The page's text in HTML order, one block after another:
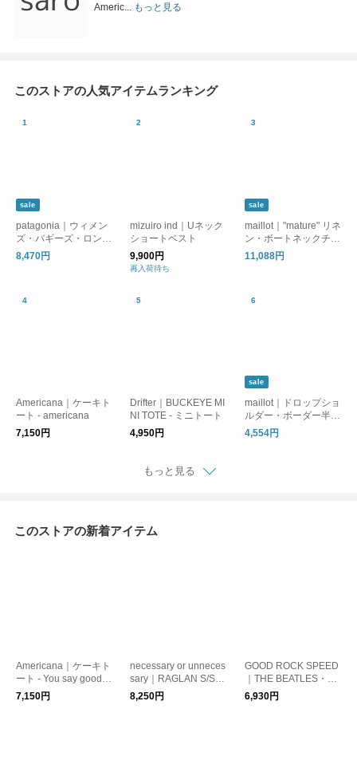
Americ...
もっと見る
このストアの人気アイテムランキング
sale
patagonia｜ウィメン
ズ・バギーズ・ロング
(ショーツ)
8,470円
mizuiro ind｜Uネック
ショートベスト
9,900円
再入荷待ち
sale
maillot｜"mature" リネ
ン・ボートネックチュ
ニック
11,088円
Americana｜ケーキト
ート - americana
7,150円
Drifter｜BUCKEYE MI
NI TOTE - ミニトート
4,950円
sale
maillot｜ドロップショ
ルダー・ボーダー半袖
Tee
4,554円
もっと見る
このストアの新着アイテム
Americana｜ケーキト
ート - You say goodby
e
7,150円
necessary or unneces
sary｜RAGLAN S/S T
ee - ラグラン半袖Tシ
ャツ
8,250円
GOOD ROCK SPEED
｜THE BEATLES・半
袖Tシャツ
6,930円